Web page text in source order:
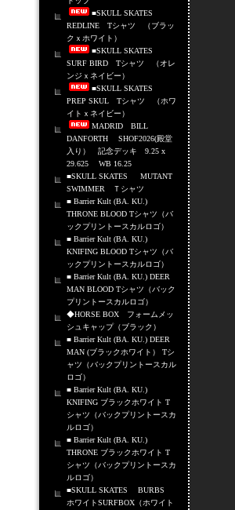
■SKULL SKATES
REDLINE Tシャツ （ブラッ
クｘホワイト）
■SKULL SKATES
SURF BIRD Tシャツ （オレ
ンジｘネイビー）
■SKULL SKATES
PREP SKUL Tシャツ （ホワ
イトｘネイビー）
MADRID BILL
DANFORTH SHOF2026(殿堂
入り） 記念デッキ 9.25 x
29.625 WB 16.25
■SKULL SKATES MUTANT
SWIMMER Ｔシャツ
■ Barrier Kult (BA. KU.)
THRONE BLOOD Tシャツ（バ
ックプリントースカルロゴ）
■ Barrier Kult (BA. KU.)
KNIFING BLOOD Tシャツ（バ
ックプリントースカルロゴ）
■ Barrier Kult (BA. KU.) DEER
MAN BLOOD Tシャツ（バック
プリントースカルロゴ）
◆HORSE BOX フォームメッ
シュキャップ（ブラック）
■ Barrier Kult (BA. KU.) DEER
MAN (ブラックホワイト） Tシ
ャツ（バックプリントースカル
ロゴ）
■ Barrier Kult (BA. KU.)
KNIFING ブラックホワイト T
シャツ（バックプリントースカ
ルロゴ）
■ Barrier Kult (BA. KU.)
THRONE ブラックホワイト T
シャツ（バックプリントースカ
ルロゴ）
■SKULL SKATES BURBS
ホワイトSURFBOX（ホワイト